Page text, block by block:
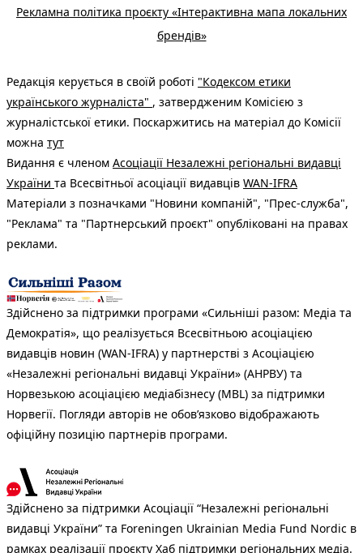
Рекламна політика проєкту «Інтерактивна мапа локальних
брендів»
Редакція керується в своїй роботі "Кодексом етики
українського журналіста" , затвердженим Комісією з
журналістської етики. Поскаржитись на матеріал до Комісії
можна тут
Видання є членом Асоціації Незалежні регіональні видавці
України та Всесвітньої асоціації видавців WAN-IFRA
Матеріали з позначками "Новини компаній", "Прес-служба",
"Реклама" та "Партнерський проєкт" опубліковані на правах
реклами.
Здійснено за підтримки програми «Сильніші разом: Медіа та
Демократія», що реалізується Всесвітньою асоціацією
видавців новин (WAN-IFRA) у партнерстві з Асоціацією
«Незалежні регіональні видавці України» (АНРВУ) та
Норвезькою асоціацією медіабізнесу (MBL) за підтримки
Норвегії. Погляди авторів не обов’язково відображають
офіційну позицію партнерів програми.
Здійснено за підтримки Асоціації “Незалежні регіональні
видавці України” та Foreningen Ukrainian Media Fund Nordic в
рамках реалізації проєкту Хаб підтримки регіональних медіа.